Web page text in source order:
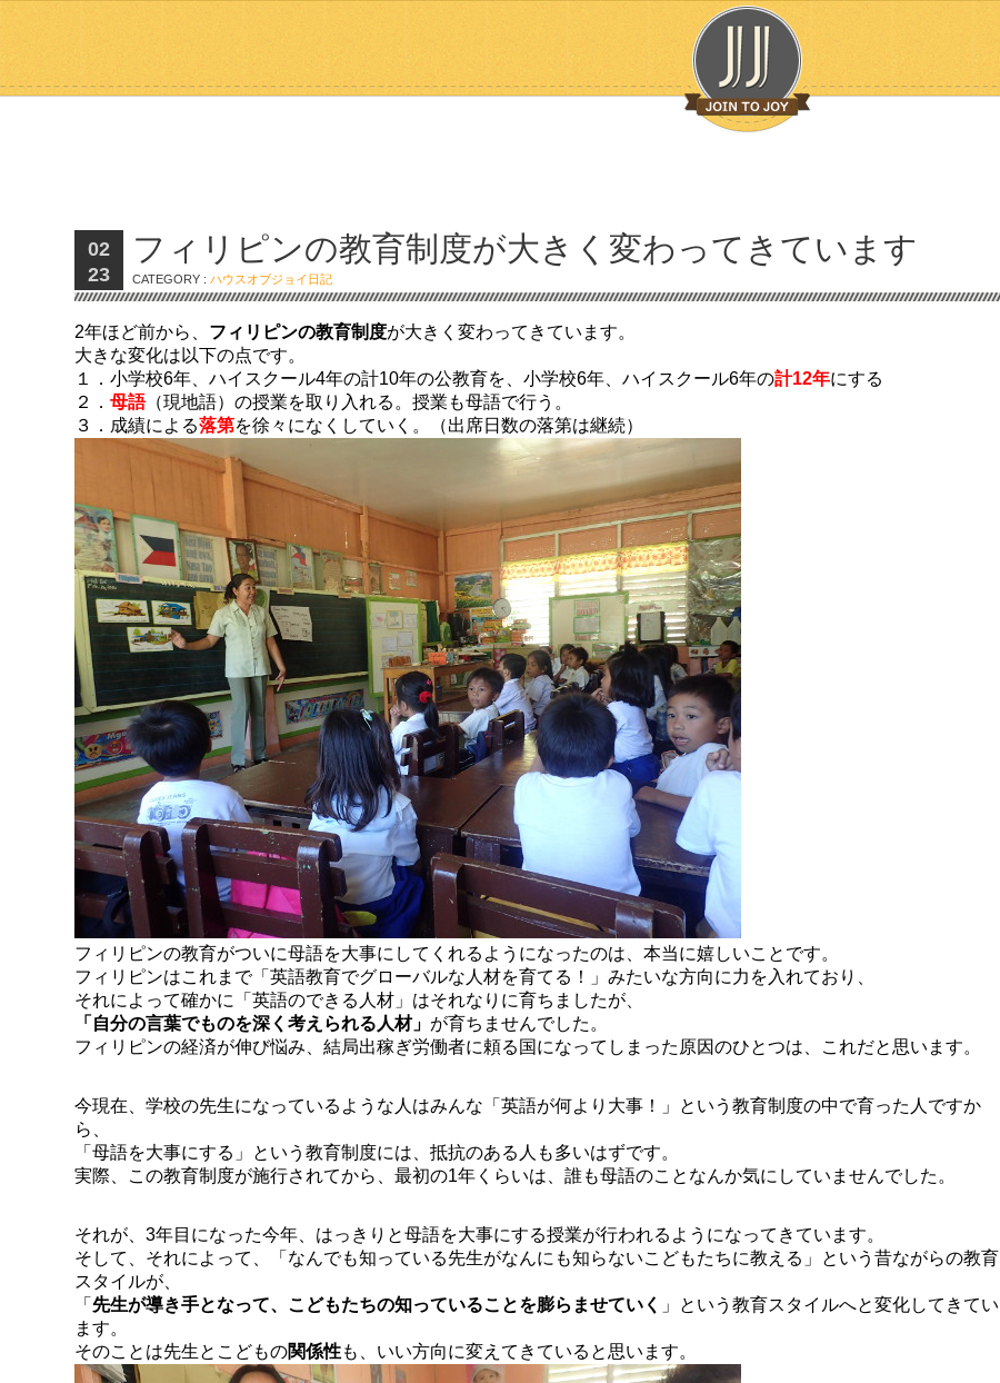
02
23
フィリピンの教育制度が大きく変わってきています
CATEGORY :ハウスオブジョイ日記
2年ほど前から、 フィリピンの教育制度が大きく変わってきています。
大きな変化は以下の点です。
１．小学校6年、ハイスクール4年の計10年の公教育を、小学校6年、ハイスクール6年の計12年にする
２．母語（現地語）の授業を取り入れる。授業も母語で行う。
３．成績による落第を徐々になくしていく。（出席日数の落第は継続）
フィリピンの教育がついに母語を大事にしてくれるようになったのは、本当に嬉しいことです。
フィリピンはこれまで「英語教育でグローバルな人材を育てる！」みたいな方向に力を入れており、
それによって確かに「英語のできる人材」はそれなりに育ちましたが、
「自分の言葉でものを深く考えられる人材」 が育ちませんでした。
フィリピンの経済が伸び悩み、結局出稼ぎ労働者に頼る国になってしまった原因のひとつは、これだと思います。
今現在、学校の先生になっているような人はみんな「英語が何より大事！」という教育制度の中で育った人ですか
ら、
「母語を大事にする」という教育制度には、抵抗のある人も多いはずです。
実際、この教育制度が施行されてから、最初の1年くらいは、誰も母語のことなんか気にしていませんでした。
それが、3年目になった今年、はっきりと母語を大事にする授業が行われるようになってきています。
そして、それによって、「なんでも知っている先生がなんにも知らないこどもたちに教える」という昔ながらの教育
スタイルが、
「先生が導き手となって、こどもたちの知っていることを膨らませていく 」という教育スタイルへと変化してきてい
ます。
そのことは先生とこどもの関係性も、いい方向に変えてきていると思います。